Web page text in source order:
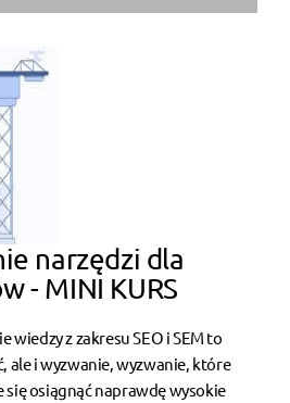
narzędzi dla
- MINI KURS
wiedzy z zakresu SEO i SEM to
ale i wyzwanie, wyzwanie, które
się osiągnąć naprawdę wysokie